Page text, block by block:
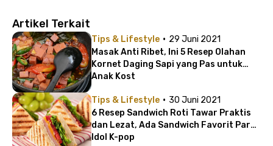
Artikel Terkait
Tips & Lifestyle · 29 Juni 2021
Masak Anti Ribet, Ini 5 Resep Olahan
Kornet Daging Sapi yang Pas untuk
Anak Kost
Tips & Lifestyle · 30 Juni 2021
6 Resep Sandwich Roti Tawar Praktis
dan Lezat, Ada Sandwich Favorit Para
Idol K-pop